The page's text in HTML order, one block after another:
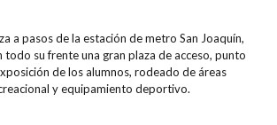
a pasos de la estación de metro San Joaquín,
su frente una gran plaza de acceso, punto
de los alumnos, rodeado de áreas
y equipamiento deportivo.